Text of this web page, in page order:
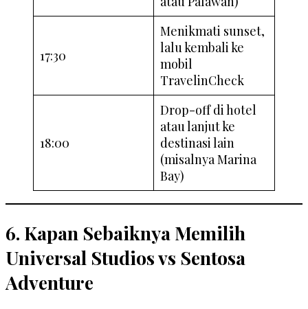
17:30
Menikmati sunset,
lalu kembali ke
mobil
TravelinCheck
18:00
Drop-off di hotel
atau lanjut ke
destinasi lain
(misalnya Marina
Bay)
6. Kapan Sebaiknya Memilih
Universal Studios vs Sentosa
Adventure